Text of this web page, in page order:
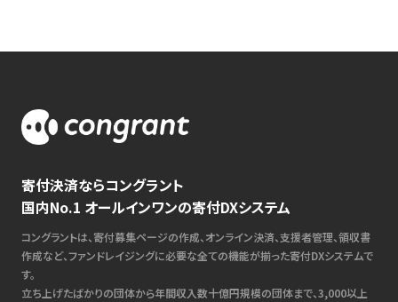
寄付決済ならコングラント
国内No.1 オールインワンの寄付DXシステム
コングラントは、寄付募集ページの作成、オンライン決済、支援者管理、領収書
作成など、ファンドレイジングに必要な全ての機能が揃った寄付DXシステムで
す。
立ち上げたばかりの団体から年間収入数十億円規模の団体まで、3,000以上